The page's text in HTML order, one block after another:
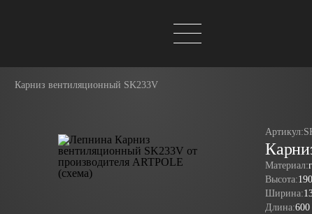
Карниз вентиляционный SK233V
Артикул:
Материал:
Высота:
Ширина:
Длина: